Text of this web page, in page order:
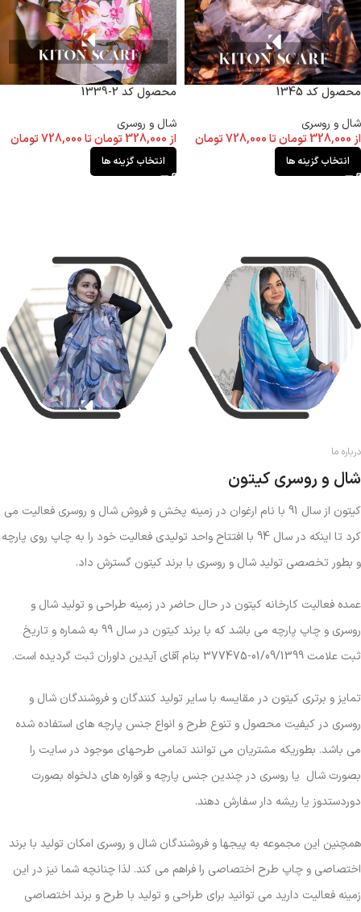
محصول کد 1345
شال و روسری
از 328,000تومانتا728,000تومان
انتخاب گزینه ها
محصول کد 2-1339
شال و روسری
از 328,000تومانتا728,000تومان
انتخاب گزینه ها
درباره ما
شال و روسری کیتون
کیتون از سال 91 با نام ارغوان در زمینه پخش و فروش شال و روسری فعالیت می
کرد تا اینکه در سال 94 با افتتاح واحد تولیدی فعالیت خود را به چاپ روی پارچه
و بطور تخصصی تولید شال و روسری با برند کیتون گسترش داد.
عمده فعالیت کارخانه کیتون در حال حاضر در زمینه طراحی و تولید شال و
روسری و چاپ پارچه می باشد که با برند کیتون در سال 99 به شماره و تاریخ
ثبت علامت 01/09/1399-377475 بنام آقای آیدین داوران ثبت گردیده است.
تمایز و برتری کیتون در مقایسه با سایر تولید کنندگان و فروشندگان شال و
روسری در کیفیت محصول و تنوع طرح و انواع جنس پارچه های استفاده شده
می باشد. بطوریکه مشتریان می توانند تمامی طرحهای موجود در سایت را
بصورت شال یا روسری در چندین جنس پارچه و قواره های دلخواه بصورت
دوردستدوز یا ریشه دار سفارش دهند.
همچنین این مجموعه به پیجها و فروشندگان شال و روسری امکان تولید با برند
اختصاصی و چاپ طرح اختصاصی را فراهم می کند. لذا چنانچه شما نیز در این
زمینه فعالیت دارید می توانید برای طراحی و تولید با طرح و برند اختصاصی